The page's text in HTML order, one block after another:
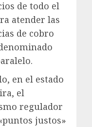
de todo el
atender las
de cobro
en el estado
el
regulador
justos»